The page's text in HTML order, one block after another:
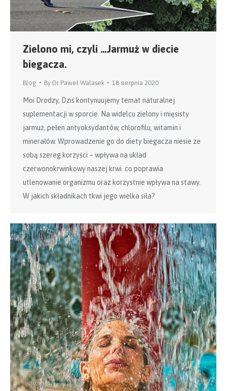
Zielono mi, czyli …Jarmuż w diecie
biegacza.
Blog By Dr Paweł Walasek 18 sierpnia 2020
Moi Drodzy, Dziś kontynuujemy temat naturalnej
suplementacji w sporcie. Na widelcu zielony i mięsisty
jarmuż, pełen antyoksydantów, chlorofilu, witamin i
minerałów. Wprowadzenie go do diety biegacza niesie ze
sobą szereg korzyści – wpływa na układ
czerwonokrwinkowy naszej krwi. co poprawia
utlenowanie organizmu oraz korzystnie wpływa na stawy.
W jakich składnikach tkwi jego wielka siła?